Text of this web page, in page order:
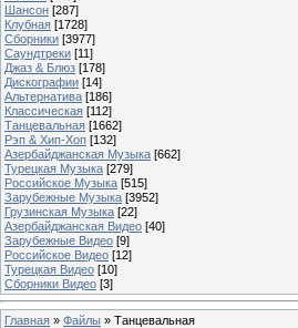
Шансон [287]
Клубная [1728]
Сборники [3977]
Саундтреки [11]
Джаз & Блюз [178]
Дискографии [14]
Альтернатива [186]
Классическая [112]
Танцевальная [1662]
Рэп & Хип-Хоп [132]
Азербайджанская Музыка [662]
Турецкая Музыка [279]
Российское Музыка [515]
Зарубежные Музыка [3952]
Грузинская Музыка [22]
Азербайджанская Видео [40]
Зарубежные Видео [9]
Российское Видео [12]
Турецкая Видео [10]
Сборники Видео [3]
Главная » Файлы » Танцевальная